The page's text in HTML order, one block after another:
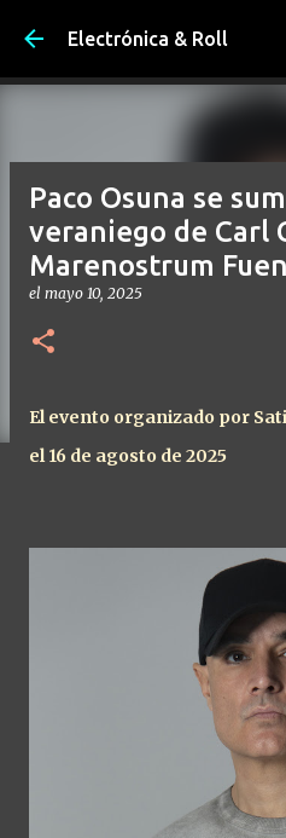
Ir al
Electrónica & Roll
Paco Osuna se
veraniego de Carl
Marenostrum
el mayo 10, 2025
El evento organizado por
el 16 de agosto de 2025